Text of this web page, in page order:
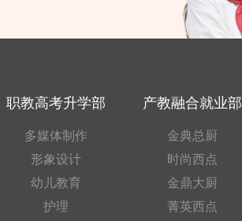
职教高考升学部
多媒体制作
形象设计
幼儿教育
护理
产教融合就业部
金典总厨
时尚西点
金鼎大厨
菁英西点